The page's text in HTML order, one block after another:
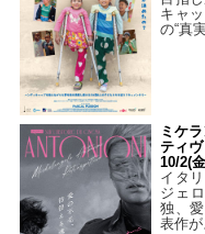
キャ
の“真
ミケ
ティ
10/2(
イタ
ジェ
独、
表作が